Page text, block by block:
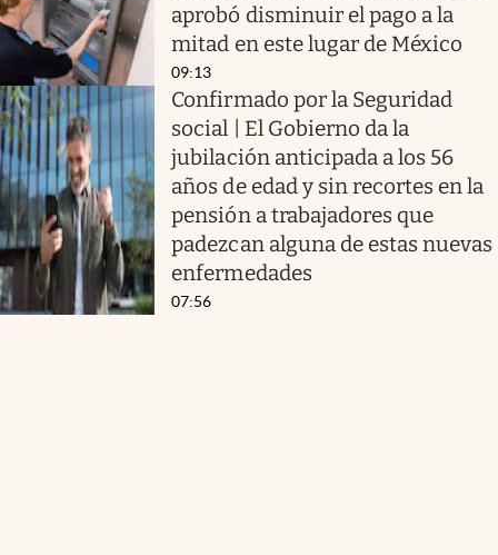
aprobó disminuir el pago a la
mitad en este lugar de México
09:13
Confirmado por la Seguridad
social | El Gobierno da la
jubilación anticipada a los 56
años de edad y sin recortes en la
pensión a trabajadores que
padezcan alguna de estas nuevas
enfermedades
07:56